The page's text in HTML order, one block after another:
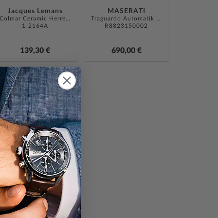
Jacques Lemans
Colmar Ceramic Herren 43mm 10ATM
1-2164A
139,30 €
MASERATI
Traguardo Automatik 45mm
R8823150002
690,00 €
Jacques Lemans
Dublin
1-1855B
-20%
ZUR
WUNSCHLISTE
HINZUFÜGEN